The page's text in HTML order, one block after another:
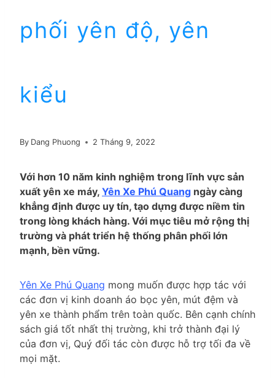
phối yên độ, yên
kiểu
By Dang Phuong 2 Tháng 9, 2022
Với hơn 10 năm kinh nghiệm trong lĩnh vực sản
xuất yên xe máy, Yên Xe Phú Quang ngày càng
khẳng định được uy tín, tạo dựng được niềm tin
trong lòng khách hàng. Với mục tiêu mở rộng thị
trường và phát triển hệ thống phân phối lớn
mạnh, bền vững.
Yên Xe Phú Quang mong muốn được hợp tác với
các đơn vị kinh doanh áo bọc yên, mút đệm và
yên xe thành phẩm trên toàn quốc. Bên cạnh chính
sách giá tốt nhất thị trường, khi trở thành đại lý
của đơn vị, Quý đối tác còn được hỗ trợ tối đa về
mọi mặt.